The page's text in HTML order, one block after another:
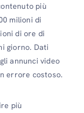
più
milioni di
di ore di
giorno. Dati
annunci video
errore costoso.
più